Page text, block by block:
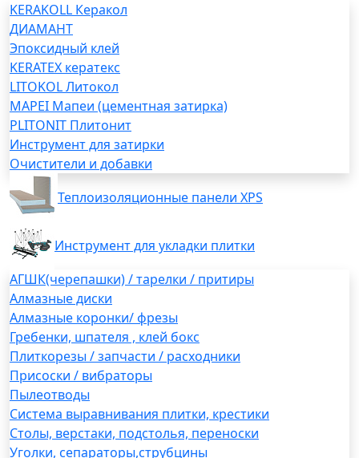
KERAKOLL Керакол
ДИАМАНТ
Эпоксидный клей
KERATEX кератекс
LITOKOL Литокол
MAPEI Мапеи (цементная затирка)
PLITONIT Плитонит
Инструмент для затирки
Очистители и добавки
Теплоизоляционные панели XPS
Инструмент для укладки плитки
АГШК(черепашки) / тарелки / притиры
Алмазные диски
Алмазные коронки/ фрезы
Гребенки, шпателя , клей бокс
Плиткорезы / запчасти / расходники
Присоски / вибраторы
Пылеотводы
Система выравнивания плитки, крестики
Столы, верстаки, подстолья, переноски
Уголки, сепараторы,струбцины